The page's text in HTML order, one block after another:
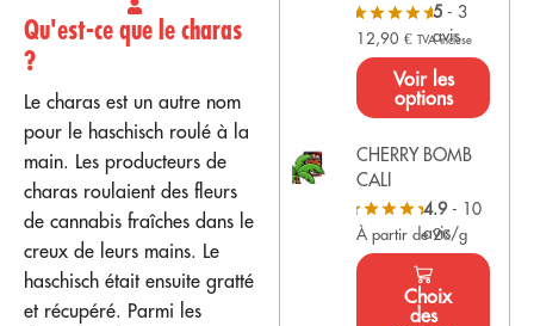
Qu'est-ce que le charas
?
Le charas est un autre nom
pour le haschisch roulé à la
main. Les producteurs de
charas roulaient des fleurs
de cannabis fraîches dans le
creux de leurs mains. Le
haschisch était ensuite gratté
et récupéré. Parmi les
5 - 3
avis
12,90€ TVA incluse
Voir les
options
CHERRY BOMB
CALI
4.9- 10
avis
À partir de 2€/g
Choix
des